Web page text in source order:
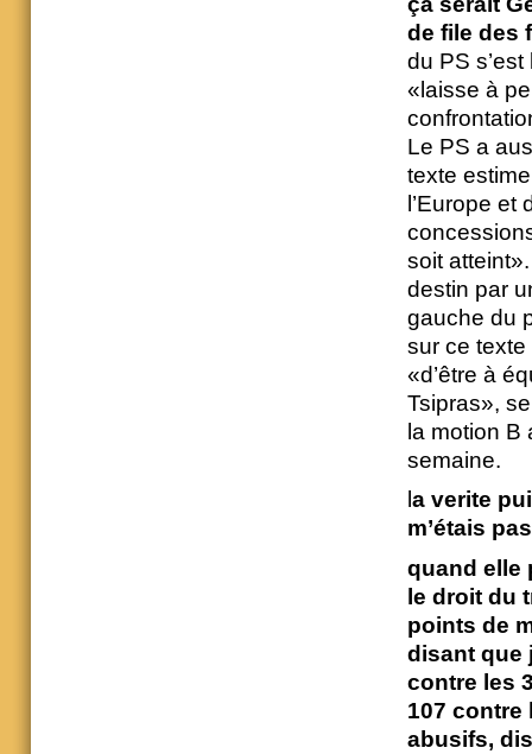
de file des
du PS
«laisse à
Le PS a
texte
l’Europe
soit
destin par
gauche du
sur ce
«d’être à
Tsipras»,
la motion B
semaine.
a verite
m’étais
quand elle
le droit du
points de
disant que
contre les
107 contre
abusifs,